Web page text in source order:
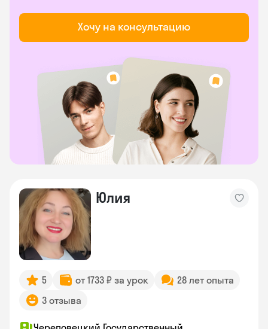
Хочу на консультацию
Юлия
5 от 1733 ₽ за урок
28 лет опыта
3 отзыва